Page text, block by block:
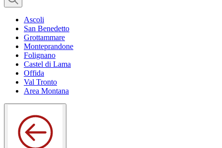
Ascoli
San Benedetto
Grottammare
Monteprandone
Folignano
Castel di Lama
Offida
Val Tronto
Area Montana